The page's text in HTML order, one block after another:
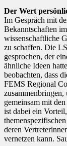
Der Wert
Im Gespräch mit
Bekanntschaften
wissenschaftliche
zu schaffen. Die
gesprochen, der
ähnliche Ideen
beobachten, dass
FEMS Regional
gemeinsam mit
ist dabei ein
deren
vernetzen kann.